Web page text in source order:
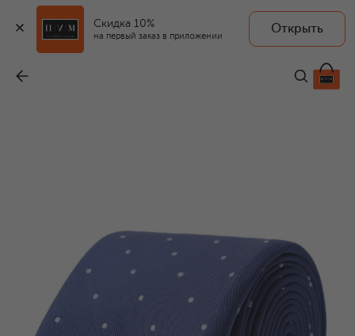
Скидка 10%
на первый заказ в приложении
Открыть
26 600 ₽